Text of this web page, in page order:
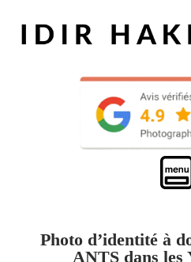
Photo d’identité à
ANTS dans les